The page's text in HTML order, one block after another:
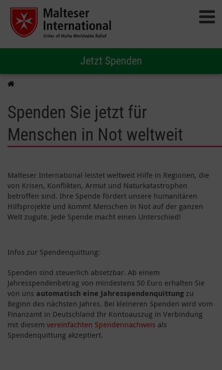
Jetzt Spenden
Spenden Sie jetzt für
Menschen in Not weltweit
Malteser International leistet weltweit Hilfe in Regionen, die
von Krisen, Konflikten, Armut und Naturkatastrophen
betroffen sind. Ihre Spende fördert unsere humanitären
Hilfsprojekte und kommt Menschen in Not auf der ganzen
Welt zugute. Jede Spende macht einen Unterschied!
Infos zur Spendenquittung:
Spenden sind steuerlich absetzbar. Ab einem
Jahresspendenbetrag von mindestens 50 Euro erhalten Sie
von uns automatisch eine Jahresspendenquittung zu
Beginn des nächsten Jahres. Bei kleineren Spenden wird vom
Finanzamt in Deutschland Ihr Kontoauszug in Verbindung
mit diesem vereinfachten Spendennachweis als
Spendenquittung akzeptiert.